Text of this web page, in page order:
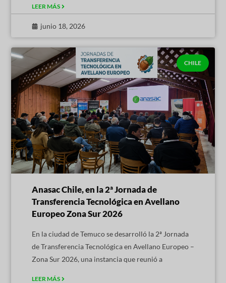
LEER MÁS
junio 18, 2026
CHILE
Anasac Chile, en la 2ª Jornada de
Transferencia Tecnológica en Avellano
Europeo Zona Sur 2026
En la ciudad de Temuco se desarrolló la 2ª Jornada
de Transferencia Tecnológica en Avellano Europeo –
Zona Sur 2026, una instancia que reunió a
LEER MÁS